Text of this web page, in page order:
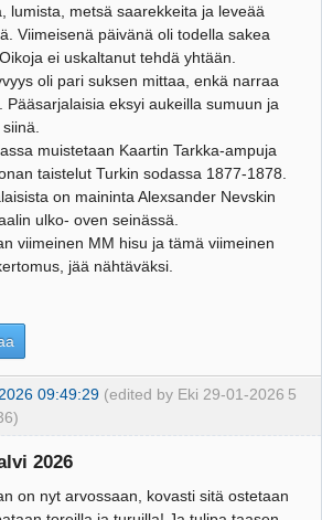
lumista, metsä saarekkeita ja leveää
Viimeisenä päivänä oli todella sakea
ei uskaltanut tehdä yhtään.
oli pari suksen mittaa, enkä narraa
Pääsarjalaisia eksyi aukeilla sumuun ja
muistetaan Kaartin Tarkka-ampuja
taistelut Turkin sodassa 1877-1878.
on maininta Alexsander Nevskin
ulko- oven seinässä.
viimeinen MM hisu ja tämä viimeinen
jää nähtäväksi.
5
09:49:29 (edited by Eki 29-01-2026
2026
on nyt arvossaan, kovasti sitä ostetaan